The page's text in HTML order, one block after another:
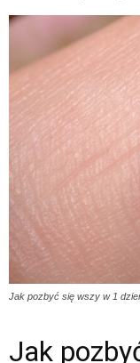
Jak pozbyć się wszy w 1
Jak